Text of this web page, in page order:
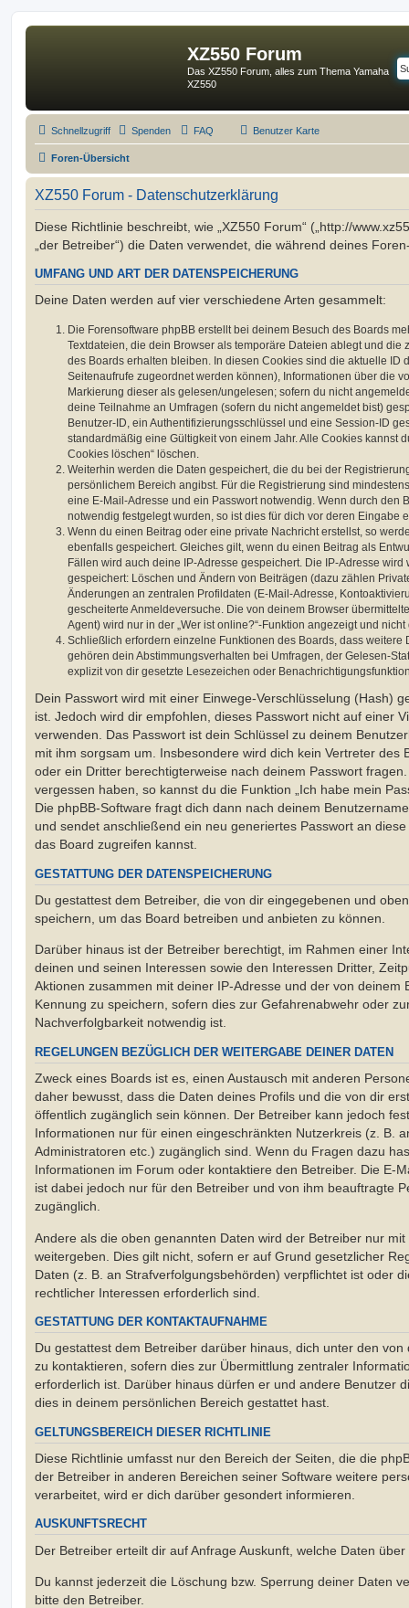
XZ550 Forum
Das XZ550 Forum, alles zum Thema Yamaha
XZ550
Schnellzugriff Spenden FAQ Benutzer Karte
Foren-Übersicht
XZ550 Forum - Datenschutzerklärung
Diese Richtlinie beschreibt, wie „XZ550 Forum“ („http://
„der Betreiber“) die Daten verwendet, die während deines
UMFANG UND ART DER DATENSPEICHERUNG
Deine Daten werden auf vier verschiedene Arten gesammelt:
Die Forensoftware phpBB erstellt bei deinem Besuch des Boards
Textdateien, die dein Browser als temporäre Dateien ablegt und die
des Boards erhalten bleiben. In diesen Cookies sind die aktuelle ID
Seitenaufrufe zugeordnet werden können), Informationen über die
Markierung dieser als gelesen/ungelesen; sofern du nicht
deine Teilnahme an Umfragen (sofern du nicht angemeldet bist)
Benutzer-ID, ein Authentifizierungsschlüssel und eine Session-ID
standardmäßig eine Gültigkeit von einem Jahr. Alle Cookies kannst
Cookies löschen“ löschen.
Weiterhin werden die Daten gespeichert, die du bei der
persönlichem Bereich angibst. Für die Registrierung sind
eine E-Mail-Adresse und ein Passwort notwendig. Wenn durch den
notwendig festgelegt wurden, so ist dies für dich vor deren Eingabe
Wenn du einen Beitrag oder eine private Nachricht erstellst, so
ebenfalls gespeichert. Gleiches gilt, wenn du einen Beitrag als
Fällen wird auch deine IP-Adresse gespeichert. Die IP-Adresse
gespeichert: Löschen und Ändern von Beiträgen (dazu zählen
Änderungen an zentralen Profildaten (E-Mail-Adresse,
gescheiterte Anmeldeversuche. Die von deinem Browser
Agent) wird nur in der „Wer ist online?“-Funktion angezeigt und
Schließlich erfordern einzelne Funktionen des Boards, dass weitere
gehören dein Abstimmungsverhalten bei Umfragen, der Gelesen-
explizit von dir gesetzte Lesezeichen oder
Dein Passwort wird mit einer Einwege-Verschlüsselung (Hash)
ist. Jedoch wird dir empfohlen, dieses Passwort nicht auf einer
verwenden. Das Passwort ist dein Schlüssel zu deinem
mit ihm sorgsam um. Insbesondere wird dich kein Vertreter des
oder ein Dritter berechtigterweise nach deinem Passwort
vergessen haben, so kannst du die Funktion „Ich habe mein
Die phpBB-Software fragt dich dann nach deinem
und sendet anschließend ein neu generiertes Passwort an
das Board zugreifen kannst.
GESTATTUNG DER DATENSPEICHERUNG
Du gestattest dem Betreiber, die von dir eingegebenen und
speichern, um das Board betreiben und anbieten zu können.
Darüber hinaus ist der Betreiber berechtigt, im Rahmen einer
deinen und seinen Interessen sowie den Interessen Dritter,
Aktionen zusammen mit deiner IP-Adresse und der von deinem
Kennung zu speichern, sofern dies zur Gefahrenabwehr oder
Nachverfolgbarkeit notwendig ist.
REGELUNGEN BEZÜGLICH DER WEITERGABE DEINER DATEN
Zweck eines Boards ist es, einen Austausch mit anderen
daher bewusst, dass die Daten deines Profils und die von dir
öffentlich zugänglich sein können. Der Betreiber kann jedoch
Informationen nur für einen eingeschränkten Nutzerkreis (z. B.
Administratoren etc.) zugänglich sind. Wenn du Fragen dazu
Informationen im Forum oder kontaktiere den Betreiber. Die E-
ist dabei jedoch nur für den Betreiber und von ihm beauftragte
zugänglich.
Andere als die oben genannten Daten wird der Betreiber nur
weitergeben. Dies gilt nicht, sofern er auf Grund gesetzlicher
Daten (z. B. an Strafverfolgungsbehörden) verpflichtet ist oder
rechtlicher Interessen erforderlich sind.
GESTATTUNG DER KONTAKTAUFNAHME
Du gestattest dem Betreiber darüber hinaus, dich unter den
zu kontaktieren, sofern dies zur Übermittlung zentraler
erforderlich ist. Darüber hinaus dürfen er und andere Benutzer
dies in deinem persönlichen Bereich gestattet hast.
GELTUNGSBEREICH DIESER RICHTLINIE
Diese Richtlinie umfasst nur den Bereich der Seiten, die die
der Betreiber in anderen Bereichen seiner Software weitere
verarbeitet, wird er dich darüber gesondert informieren.
AUSKUNFTSRECHT
Der Betreiber erteilt dir auf Anfrage Auskunft, welche Daten
Du kannst jederzeit die Löschung bzw. Sperrung deiner Daten
bitte den Betreiber.